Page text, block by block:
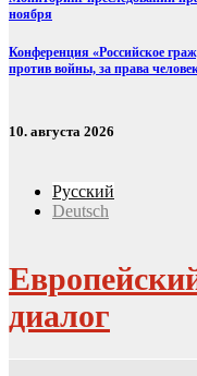
ноября
Конференция «Российское
против войны, за права
10. августа 2026
Русский
Deutsch
диалог